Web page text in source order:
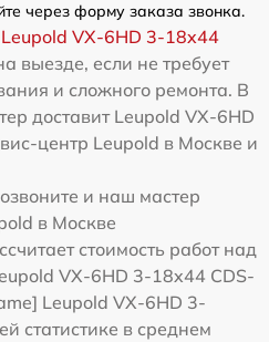
через форму заказа звонка.
VX-6HD 3-18x44
выезде, если не требует
и сложного ремонта. В
доставит Leupold VX-6HD
центр Leupold в Москве и
и наш мастер
в Москве
стоимость работ над
VX-6HD 3-18x44 CDS-
Leupold VX-6HD 3-
статистике в среднем